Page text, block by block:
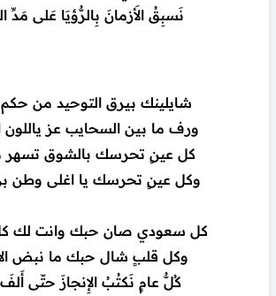
نَسبِقُ الأَزمانَ بِالرُّؤيَا عَلى مَدِّ
شايلينك بيرق التوحيد من حكم
ورف ما بين السحايب عز ياللون
كل عينٍ تحرسك بالشوق تسهر
وكل عينٍ تحرسك يا اغلى وطن
كل سعودي صان حبك وانت لك
وكل قلبٍ شال حبك ما نبض
كُلُّ عامٍ نَكتُبُ الإِنجازَ حتّى